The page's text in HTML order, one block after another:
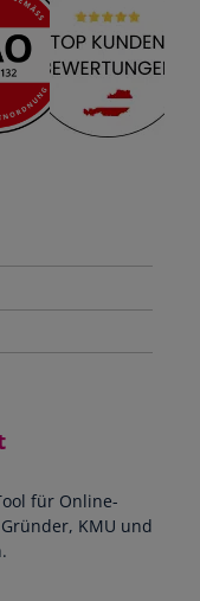
für Online-
KMU und